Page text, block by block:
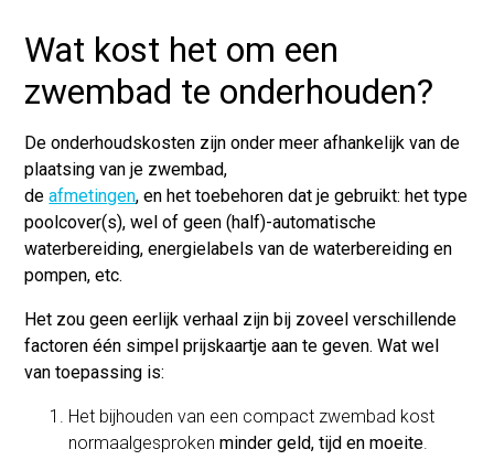
Wat kost het om een
zwembad te onderhouden?
De onderhoudskosten zijn onder meer afhankelijk van de
plaatsing van je zwembad,
deafmetingen, en het toebehoren dat je gebruikt: het type
poolcover(s), wel of geen (half)-automatische
waterbereiding, energielabels van de waterbereiding en
pompen, etc.
Het zou geen eerlijk verhaal zijn bij zoveel verschillende
factoren één simpel prijskaartje aan te geven. Wat wel
van toepassing is:
Het bijhouden van een compact zwembad kost
normaalgesprokenminder geld, tijd en moeite